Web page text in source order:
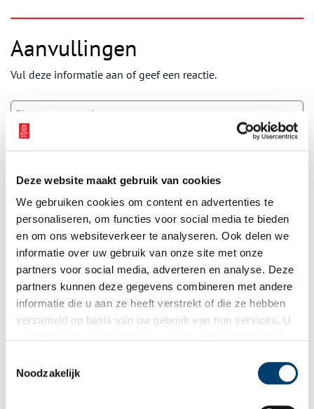
Deze website maakt gebruik van cookies
We gebruiken cookies om content en advertenties te
personaliseren, om functies voor social media te bieden
en om ons websiteverkeer te analyseren. Ook delen we
informatie over uw gebruik van onze site met onze
partners voor social media, adverteren en analyse. Deze
partners kunnen deze gegevens combineren met andere
informatie die u aan ze heeft verstrekt of die ze hebben
verzameld op basis van uw gebruik van hun services. U
Noodzakelijk
Aanvullingen
Vul deze informatie aan of geef een reactie.
gepubliceerd.
Naam
E-mail*
Vink dit aan als u op de hoogte gehouden wil worden.